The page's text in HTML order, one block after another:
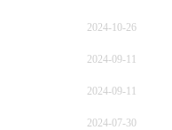
2024-10-26
2024-09-11
2024-09-11
2024-07-30